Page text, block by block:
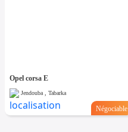
Opel corsa E
Jendouba , Tabarka
Négociable